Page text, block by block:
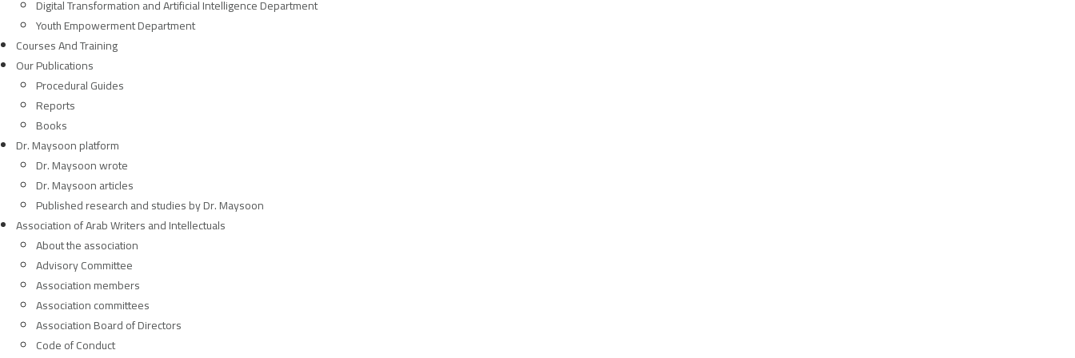
Digital Transformation and Artificial Intelligence Department
Youth Empowerment Department
Courses And Training
Our Publications
Procedural Guides
Reports
Books
Dr. Maysoon platform
Dr. Maysoon wrote
Dr. Maysoon articles
Published research and studies by Dr. Maysoon
Association of Arab Writers and Intellectuals
About the association
Advisory Committee
Association members
Association committees
Association Board of Directors
Code of Conduct